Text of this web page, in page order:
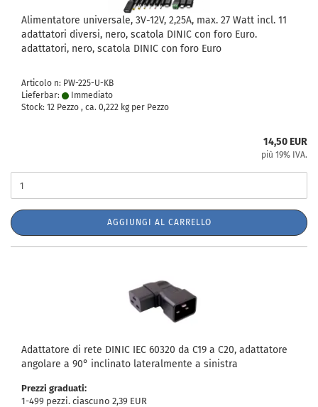
Alimentatore universale, 3V-12V, 2,25A, max. 27 Watt incl. 11
adattatori diversi, nero, scatola DINIC con foro Euro.
adattatori, nero, scatola DINIC con foro Euro
Articolo n: PW-225-U-KB
Lieferbar:
Immediato
Stock: 12 Pezzo , ca. 0,222 kg per Pezzo
14,50 EUR
più 19% IVA.
AGGIUNGI AL CARRELLO
Adattatore di rete DINIC IEC 60320 da C19 a C20, adattatore
angolare a 90° inclinato lateralmente a sinistra
Prezzi graduati:
1-499 pezzi. ciascuno 2,39 EUR